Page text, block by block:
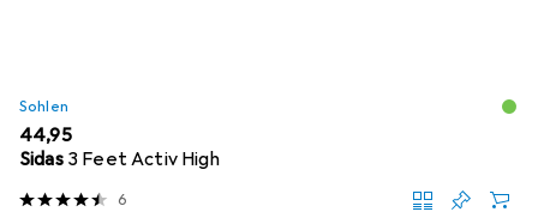
Sohlen
EUR
44,95
Sidas 3 Feet Activ High
6